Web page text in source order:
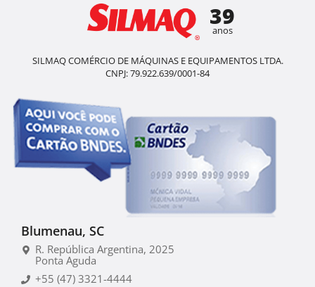
39
anos
SILMAQ COMÉRCIO DE MÁQUINAS E EQUIPAMENTOS LTDA.
CNPJ: 79.922.639/0001-84
Blumenau, SC
R. República Argentina, 2025
Ponta Aguda
+55 (47) 3321-4444